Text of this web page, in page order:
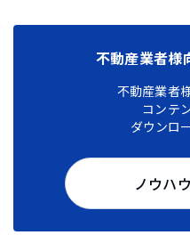
不動産業者様
不動産業者
コンテ
ダウンロ
ノウハ